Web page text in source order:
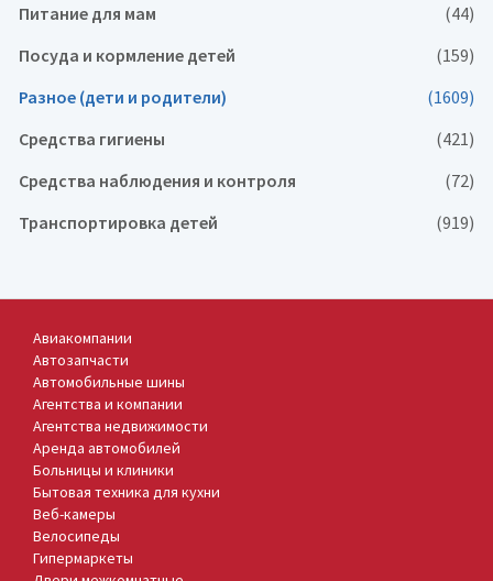
Питание для мам
(44)
Посуда и кормление детей
(159)
Разное (дети и родители)
(1609)
Средства гигиены
(421)
Средства наблюдения и контроля
(72)
Транспортировка детей
(919)
Авиакомпании
Автозапчасти
Автомобильные шины
Агентства и компании
Агентства недвижимости
Аренда автомобилей
Больницы и клиники
Бытовая техника для кухни
Веб-камеры
Велосипеды
Гипермаркеты